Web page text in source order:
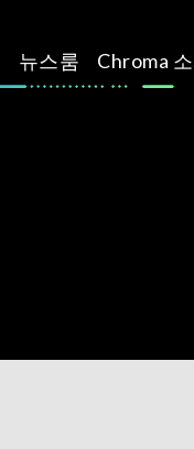
뉴스룸 Chroma